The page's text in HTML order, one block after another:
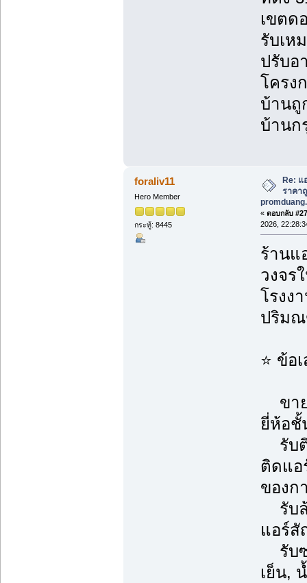
เขตด
รับเห
ปรับอ
โครง
บ้านถู
บ้านก
foraliv11
Hero Member
กระทู้: 8445
Re: แ
ราคา
« ตอบกลับ
2026,
ร้านแ
วงจร
โรงง
ปริม
⭐ ข้อ
ขาย
ยี่ห้อชั้
รับติ
ติดแอ
ของก
รับล้
แอร์สั
รับซ่
เย็น,